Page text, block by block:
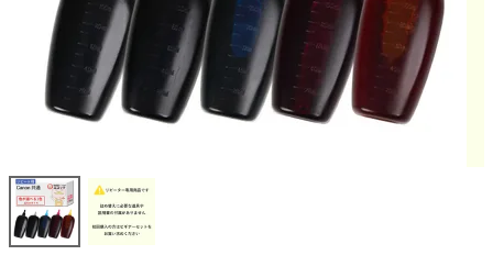
再生インクカートリッジ
記事を探す
お客様の声
ご利用ガイド
よくある質問